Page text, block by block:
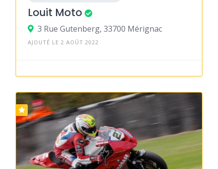
Louit Moto
3 Rue Gutenberg, 33700 Mérignac
AJOUTÉ LE 2 AOÛT 2022